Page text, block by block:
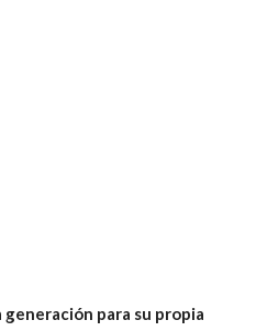
para su propia